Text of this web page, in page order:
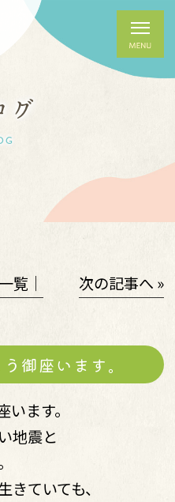
グ
覧│ 次の記事へ »
御座います。
ます。
地震と
ていても、